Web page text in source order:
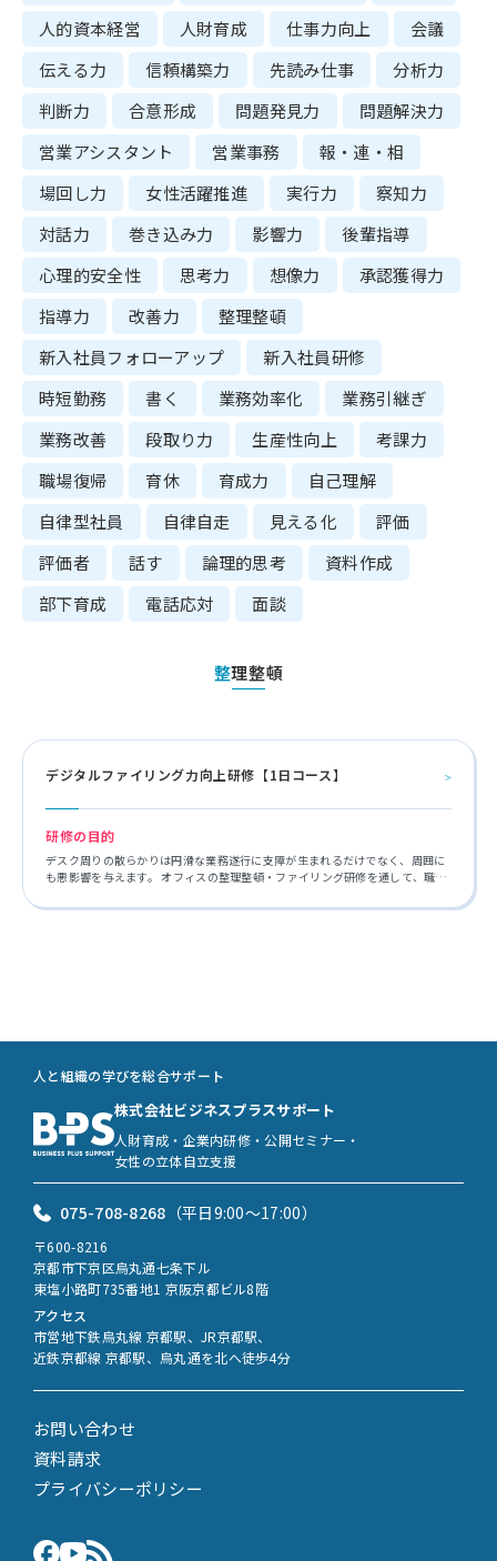
人的資本経営
人財育成 仕事力向上
会議
伝える力
信頼構築力 先読み仕事
分析力
判断力
合意形成 問題発見力
問題解決力
営業アシスタント
営業事務
報・連・相
場回し力
女性活躍推進 実行力
察知力
対話力
巻き込み力 影響力
後輩指導
心理的安全性
思考力 想像力
承認獲得力
指導力
改善力
整理整頓
新入社員フォローアップ
新入社員研修
時短勤務
書く 業務効率化
業務引継ぎ
業務改善
段取り力 生産性向上
考課力
職場復帰
育休 育成力
自己理解
自律型社員
自律自走 見える化
評価
評価者
話す 論理的思考
資料作成
部下育成
電話応対 面談
整理整頓
デジタルファイリング力向上研修【1日コース】
研修の目的
デスク周りの散らかりは円滑な業務遂行に支障が生まれるだけでなく、周囲に
も悪影響を与えます。 オフィスの整理整頓・ファイリング研修を通して、職場
お問い合わせ
資料請求
プライバシーポリシー
人と組織の学びを総合サポート
株式会社ビジネスプラスサポート
人財育成・企業内研修・公開セミナー・
女性の立体自立支援
075-708-8268 （平日9:00〜17:00）
〒600-8216
京都市下京区烏丸通七条下ル
東塩小路町735番地1 京阪京都ビル8階
アクセス
市営地下鉄烏丸線 京都駅、JR京都駅、
近鉄京都線 京都駅、烏丸通を北へ徒歩4分